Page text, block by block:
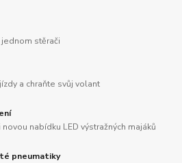
stěrači
a chraňte svůj volant
nabídku LED výstražných majáků
pneumatiky